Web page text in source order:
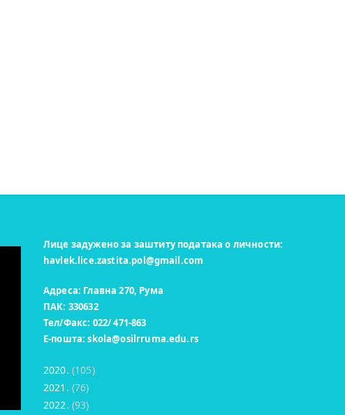
Лице задужено за заштиту података о личности:
havlek.lice.zastita.pol@gmail.com
Адреса: Главна 270, Рума
ПАК: 330632
Тел/Факс: 022/ 471-863
Е-пошта:skola@osilrruma.edu.rs
2020. (105)
2021. (76)
2022. (93)